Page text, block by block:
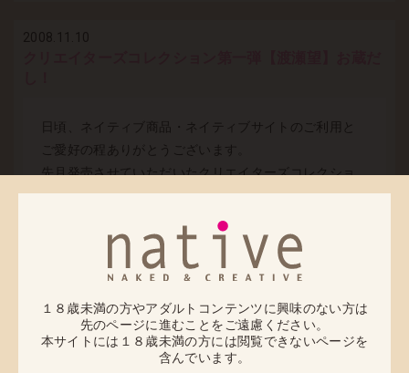
2008.11.10
日頃、ネイティブ商品・ネイティブサイトのご利用と
ご愛好の程ありがとうございます。
先月発売させていただいたクリエイターズコレクショ
ン第1弾【渡瀬望】、ご購入いただいたユーザーの皆様
は喜んでいただけておりますでしょうか。予約期間終
了後にも、数多くの購入希望や再生産予定の問い合わ
せをいただき、誠に嬉しく思っております。
が、ご好評の声に少しでも応えたいと思い、少量では
ございますが、再受注分を用意させていただきまし
１８歳未満の方やアダルトコンテンツに興味のない方は
先のページに進むことをご遠慮ください。
本サイトには１８歳未満の方には閲覧できないページを
含んでいます。